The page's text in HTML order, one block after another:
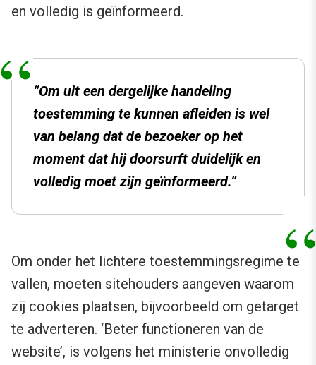
en volledig is geïnformeerd.
“Om uit een dergelijke handeling
toestemming te kunnen afleiden is wel
van belang dat de bezoeker op het
moment dat hij doorsurft duidelijk en
volledig moet zijn geïnformeerd.”
Om onder het lichtere toestemmingsregime te
vallen, moeten sitehouders aangeven waarom
zij cookies plaatsen, bijvoorbeeld om getarget
te adverteren. ‘Beter functioneren van de
website’, is volgens het ministerie onvolledig